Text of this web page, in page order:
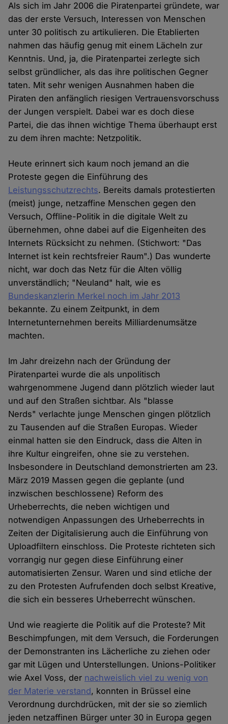
Als sich im Jahr 2006 die Piratenpartei gründete, war
das der erste Versuch, Interessen von Menschen
unter 30 politisch zu artikulieren. Die Etablierten
nahmen das häufig genug mit einem Lächeln zur
Kenntnis. Und, ja, die Piratenpartei zerlegte sich
selbst gründlicher, als das ihre politischen Gegner
taten. Mit sehr wenigen Ausnahmen haben die
Piraten den anfänglich riesigen Vertrauensvorschuss
der Jungen verspielt. Dabei war es doch diese
Partei, die das ihnen wichtige Thema überhaupt erst
zu dem ihren machte: Netzpolitik.
Heute erinnert sich kaum noch jemand an die
Proteste gegen die Einführung des
Leistungsschutzrechts. Bereits damals protestierten
(meist) junge, netzaffine Menschen gegen den
Versuch, Offline-Politik in die digitale Welt zu
übernehmen, ohne dabei auf die Eigenheiten des
Internets Rücksicht zu nehmen. (Stichwort: "Das
Internet ist kein rechtsfreier Raum".) Das wunderte
nicht, war doch das Netz für die Alten völlig
unverständlich; "Neuland" halt, wie es
Bundeskanzlerin Merkel noch im Jahr 2013
bekannte. Zu einem Zeitpunkt, in dem
Internetunternehmen bereits Milliardenumsätze
machten.
Im Jahr dreizehn nach der Gründung der
Piratenpartei wurde die als unpolitisch
wahrgenommene Jugend dann plötzlich wieder laut
und auf den Straßen sichtbar. Als "blasse
Nerds" verlachte junge Menschen gingen plötzlich
zu Tausenden auf die Straßen Europas. Wieder
einmal hatten sie den Eindruck, dass die Alten in
ihre Kultur eingreifen, ohne sie zu verstehen.
Insbesondere in Deutschland demonstrierten am 23.
März 2019 Massen gegen die geplante (und
inzwischen beschlossene) Reform des
Urheberrechts, die neben wichtigen und
notwendigen Anpassungen des Urheberrechts in
Zeiten der Digitalisierung auch die Einführung von
Uploadfiltern einschloss. Die Proteste richteten sich
vorrangig nur gegen diese Einführung einer
automatisierten Zensur. Waren und sind etliche der
zu den Protesten Aufrufenden doch selbst Kreative,
die sich ein besseres Urheberrecht wünschen.
Und wie reagierte die Politik auf die Proteste? Mit
Beschimpfungen, mit dem Versuch, die Forderungen
der Demonstranten ins Lächerliche zu ziehen oder
gar mit Lügen und Unterstellungen. Unions-Politiker
wie Axel Voss, der nachweislich viel zu wenig von
der Materie verstand, konnten in Brüssel eine
Verordnung durchdrücken, mit der sie so ziemlich
jeden netzaffinen Bürger unter 30 in Europa gegen